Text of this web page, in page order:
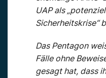
UAP als
Sicherheitskrise“
Das Pentagon
Fälle ohne
gesagt hat, dass